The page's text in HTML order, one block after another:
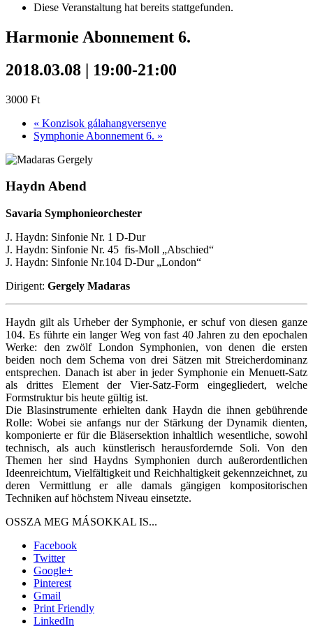
Diese Veranstaltung hat bereits stattgefunden.
Harmonie Abonnement 6.
2018.03.08 | 19:00-21:00
3000 Ft
« Konzisok gálahangversenye
Symphonie Abonnement 6. »
Haydn Abend
Savaria Symphonieorchester
J. Haydn: Sinfonie Nr. 1 D-Dur
J. Haydn: Sinfonie Nr. 45 fis-Moll „Abschied“
J. Haydn: Sinfonie Nr.104 D-Dur „London“
Dirigent: Gergely Madaras
Haydn gilt als Urheber der Symphonie, er schuf von diesen ganze
104. Es führte ein langer Weg von fast 40 Jahren zu den epochalen
Werke: den zwölf London Symphonien, von denen die ersten
beiden noch dem Schema von drei Sätzen mit Streicherdominanz
entsprechen. Danach ist aber in jeder Symphonie ein Menuett-Satz
als drittes Element der Vier-Satz-Form eingegliedert, welche
Formstruktur bis heute gültig ist.
Die Blasinstrumente erhielten dank Haydn die ihnen gebührende
Rolle: Wobei sie anfangs nur der Stärkung der Dynamik dienten,
komponierte er für die Bläsersektion inhaltlich wesentliche, sowohl
technisch, als auch künstlerisch herausfordernde Soli. Von den
Themen her sind Haydns Symphonien durch außerordentlichen
Ideenreichtum, Vielfältigkeit und Reichhaltigkeit gekennzeichnet, zu
deren Vermittlung er alle damals gängigen kompositorischen
Techniken auf höchstem Niveau einsetzte.
Facebook
Twitter
Google+
Pinterest
Gmail
Print Friendly
LinkedIn